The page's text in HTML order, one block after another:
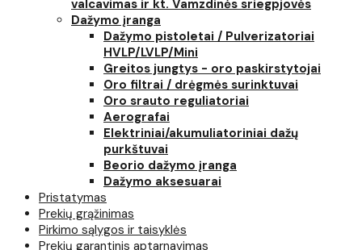
valcavimas ir kt. Vamzdinės sriegpjovės
Dažymo įranga
Dažymo pistoletai / Pulverizatoriai
HVLP/LVLP/Mini
Greitos jungtys - oro paskirstytojai
Oro filtrai / drėgmės surinktuvai
Oro srauto reguliatoriai
Aerografai
Elektriniai/akumuliatoriniai dažų
purkštuvai
Beorio dažymo įranga
Dažymo aksesuarai
Pristatymas
Prekių grąžinimas
Pirkimo sąlygos ir taisyklės
Prekių garantinis aptarnavimas